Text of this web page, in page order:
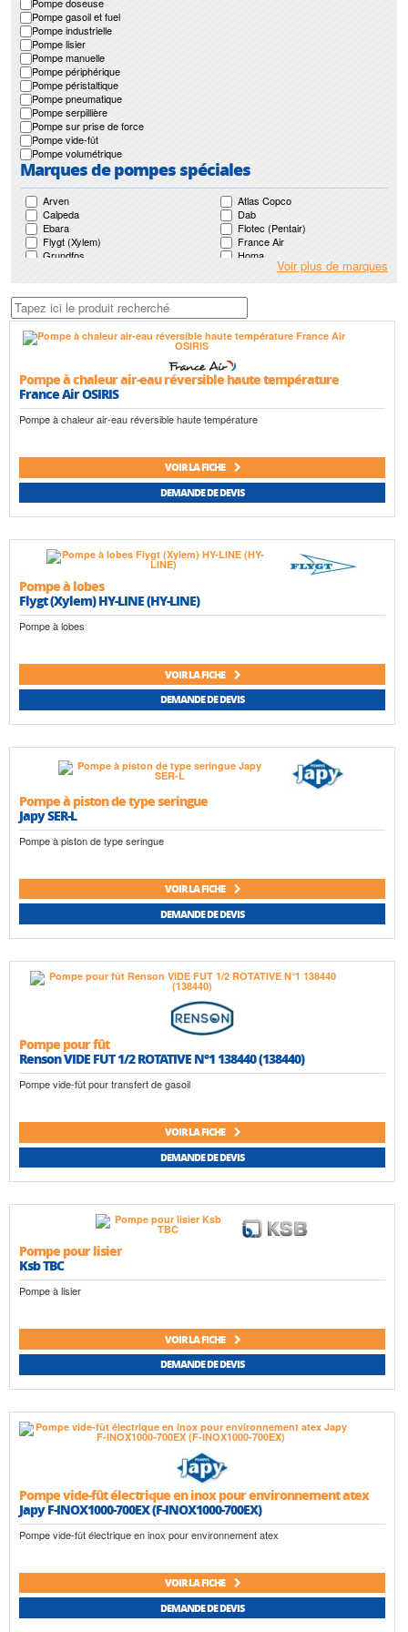
Pompe doseuse
Pompe gasoil et fuel
Pompe industrielle
Pompe lisier
Pompe manuelle
Pompe périphérique
Pompe péristaltique
Pompe pneumatique
Pompe serpillière
Pompe sur prise de force
Pompe vide-fût
Pompe volumétrique
Marques de pompes spéciales
Arven
Atlas Copco
Calpeda
Dab
Ebara
Flotec (Pentair)
Flygt (Xylem)
France Air
Grundfos
Homa
Leroy Somer
Lowara (Xylem)
Mr Pompes
Pedrollo
Renson
Saer
Sfa
Voir plus de marques
Pompe à chaleur air-eau réversible haute température
France Air OSIRIS
Pompe à chaleur air-eau réversible haute température
VOIR LA FICHE
DEMANDE DE DEVIS
Pompe à lobes
Flygt (Xylem) HY-LINE (HY-LINE)
Pompe à lobes
VOIR LA FICHE
DEMANDE DE DEVIS
Pompe à piston de type seringue
Japy SER-L
Pompe à piston de type seringue
VOIR LA FICHE
DEMANDE DE DEVIS
Pompe pour fût
Renson VIDE FUT 1/2 ROTATIVE N°1 138440 (138440)
Pompe vide-fût pour transfert de gasoil
VOIR LA FICHE
DEMANDE DE DEVIS
Pompe pour lisier
Ksb TBC
Pompe à lisier
VOIR LA FICHE
DEMANDE DE DEVIS
Pompe vide-fût électrique en inox pour environnement atex
Japy F-INOX1000-700EX (F-INOX1000-700EX)
Pompe vide-fût électrique en inox pour environnement atex
VOIR LA FICHE
DEMANDE DE DEVIS